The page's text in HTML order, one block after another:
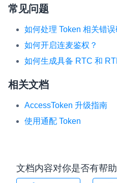
常见问题
如何处理 Token 相关错误
如何开启连麦鉴权？
如何生成具备 RTC 和
相关文档
AccessToken 升级指南
使用通配 Token
文档内容对你是否有帮助